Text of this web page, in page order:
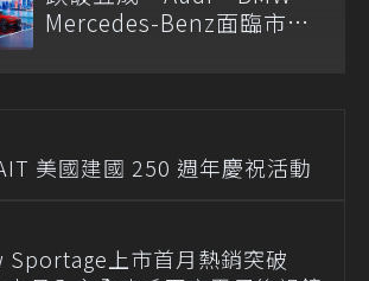
Mercedes-Benz面臨市場
美國建國 250 週年慶祝活動
Sportage上市首月熱銷突破